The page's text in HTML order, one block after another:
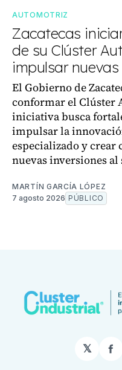
AUTOMOTRIZ
Zacatecas
de su Clúster
impulsar
El Gobierno de
conformar el Clúster
iniciativa busca
impulsar la
especializado y crear
nuevas inversiones al
MARTÍN GARCÍA LÓPEZ
7 agosto 2026 PÚBLICO
𝕏